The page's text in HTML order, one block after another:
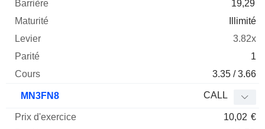
19,29
Illimité
3.82x
1
3.35 / 3.66
MN3FN8 CALL
10,02 €